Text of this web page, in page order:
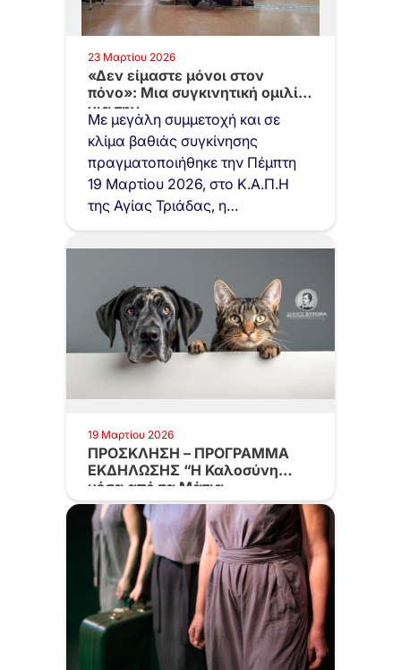
23 Μαρτίου 2026
«Δεν είμαστε μόνοι στον
πόνο»: Μια συγκινητική ομιλία
για την…
Με μεγάλη συμμετοχή και σε
κλίμα βαθιάς συγκίνησης
πραγματοποιήθηκε την Πέμπτη
19 Μαρτίου 2026, στο Κ.Α.Π.Η
της Αγίας Τριάδας, η…
19 Μαρτίου 2026
ΠΡΟΣΚΛΗΣΗ – ΠΡΟΓΡΑΜΜΑ
ΕΚΔΗΛΩΣΗΣ “Η Καλοσύνη
μέσα από τα Μάτια…